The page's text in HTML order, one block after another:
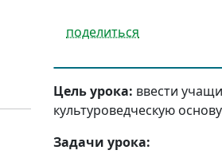
поделиться
Цель урока: ввести
культуроведческую
Задачи урока: